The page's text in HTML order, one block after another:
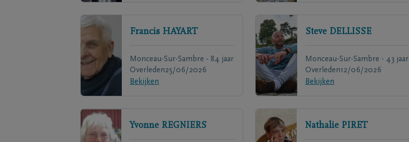
Francis HAYART
Monceau-Sur-Sambre - 84 jaar
Overleden25/06/2026
Bekijken
Steve DELLISSE
Monceau-Sur-Sambre - 43 jaar
Overleden12/06/2026
Bekijken
Yvonne REGNIERS Nathalie PIRET